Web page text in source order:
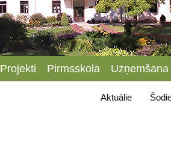
Projekti Pirmsskola
Aktuālie